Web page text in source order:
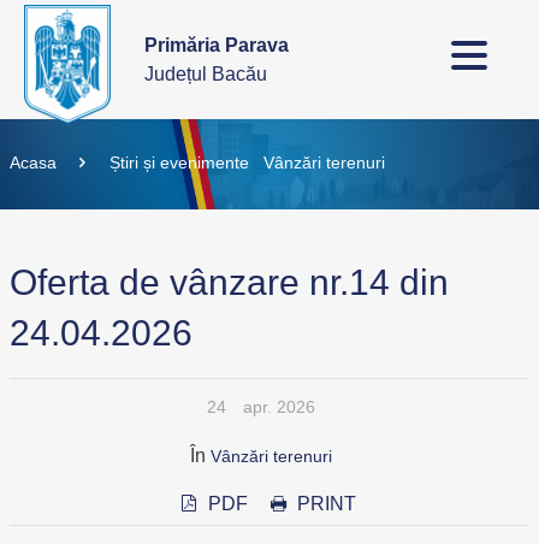
Primăria Parava
Județul Bacău
Acasa Știri și evenimente Vânzări terenuri
Oferta de vânzare nr.14 din
24.04.2026
24 apr. 2026
În Vânzări terenuri
PDF PRINT